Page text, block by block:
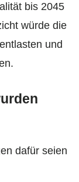
bis 2045
würde die
und
dafür seien